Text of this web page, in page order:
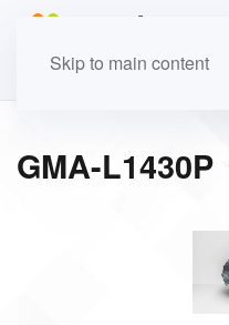
Skip to main content
GMA-L1430P